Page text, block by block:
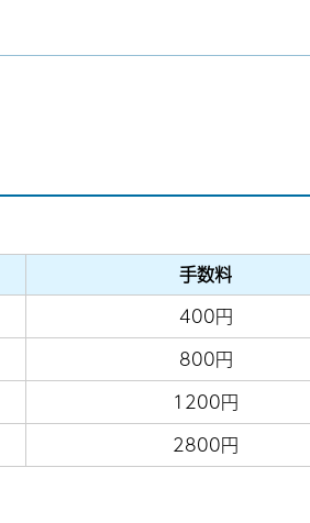
手数料
400円
800円
1200円
2800円